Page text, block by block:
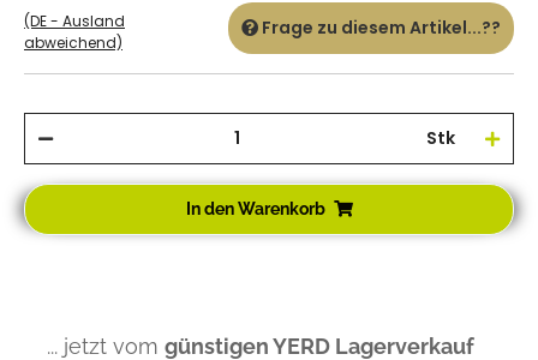
(DE - Ausland
abweichend)
Frage zu diesem Artikel...??
Stk
In den Warenkorb
... jetzt vom günstigen YERD Lagerverkauf